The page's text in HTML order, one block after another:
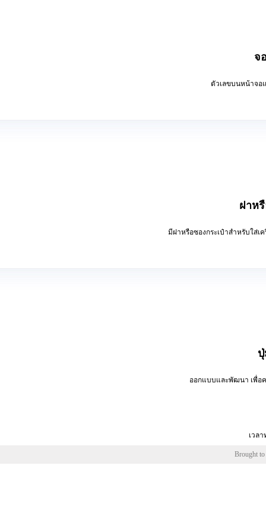
จ
ตัวเลขบนหน้าจอ
ฝาห
มีฝาหรือซองกระเป๋าสำหรับใส่เ
ออกแบบและพัฒนา เพื่อ
เวลา
Brought